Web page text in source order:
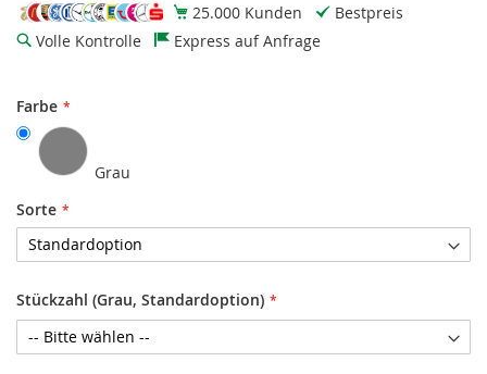
25.000 Kunden
Bestpreis
Volle Kontrolle
Express auf Anfrage
Farbe
Grau
Sorte
Stückzahl (Grau, Standardoption)